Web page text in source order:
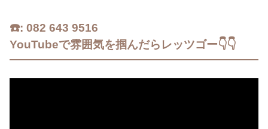
☎️: 082 643 9516
YouTubeで雰囲気を掴んだらレッツゴー👇👇